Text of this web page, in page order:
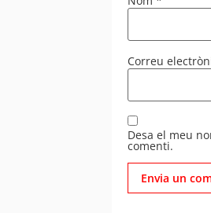
Correu
Desa el meu
comenti.